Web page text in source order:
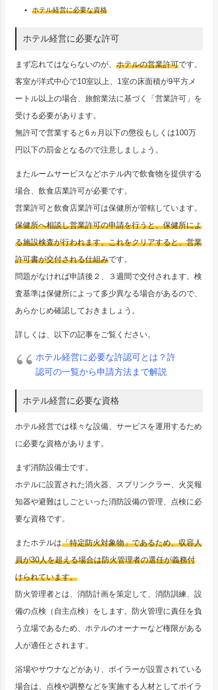
ホテル経営に必要な資格
ホテル経営に必要な許可
まず忘れてはならないのが、ホテルの営業許可です。
客室が洋式中心で10室以上、1室の床面積が9平方メ
ートル以上の場合、旅館業法に基づく「営業許可」を
受ける必要があります。
無許可で営業すると6ヵ月以下の懲役もしくは100万
円以下の罰金となるので注意しましょう。
またルームサービスなどホテル内で飲食物を提供する
場合、飲食店業許可が必要です。
営業許可と飲食店業許可は保健所が管轄しています。
保健所へ相談し営業許可の申請を行うと、保健所によ
る施設検査が行われます。これをクリアすると、営業
許可書が交付される仕組みです。
問題がなければ申請後２、３週間で交付されます。検
査基準は保健所によって多少異なる場合があるので、
あらかじめ確認しておきましょう。
詳しくは、以下の記事をご覧ください。
ホテル経営に必要な許認可とは？許
認可の一覧から申請方法まで解説
ホテル経営に必要な資格
ホテル経営では様々な設備、サービスを運用するため
に必要な資格があります。
まず消防設備士です。
ホテルに設置された消火器、スプリンクラー、火災報
知器や避難はしごといった消防設備の管理、点検に必
要な資格です。
またホテルは「特定防火対象物」であるため、収容人
員が30人を超える場合は防火管理者の選任が義務付
けられています。
防火管理者とは、消防計画を策定して、消防訓練、設
備の点検（自主点検）をします。防火管理に責任を負
う立場であるため、ホテルのオーナーなど権限がある
人が適任とされます。
浴場やサウナなどがあり、ボイラーが設置されている
場合は、点検や調整などを実施する人材としてボイラ